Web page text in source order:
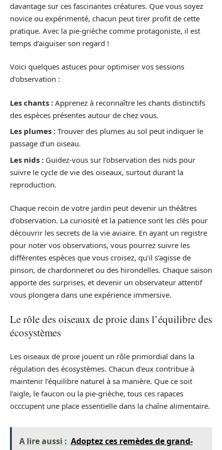
davantage sur ces fascinantes créatures. Que vous soyez
novice ou expérimenté, chacun peut tirer profit de cette
pratique. Avec la pie-grièche comme protagoniste, il est
temps d’aiguiser son regard !
Voici quelques astuces pour optimiser vos sessions
d’observation :
Les chants : Apprenez à reconnaître les chants distinctifs
des espèces présentes autour de chez vous.
Les plumes : Trouver des plumes au sol peut indiquer le
passage d’un oiseau.
Les nids : Guidez-vous sur l’observation des nids pour
suivre le cycle de vie des oiseaux, surtout durant la
reproduction.
Chaque recoin de votre jardin peut devenir un théâtres
d’observation. La curiosité et la patience sont les clés pour
découvrir les secrets de la vie aviaire. En ayant un registre
pour noter vos observations, vous pourrez suivre les
différentes espèces que vous croisez, qu’il s’agisse de
pinson, de chardonneret ou des hirondelles. Chaque saison
apporte des surprises, et devenir un observateur attentif
vous plongera dans une expérience immersive.
Le rôle des oiseaux de proie dans l’équilibre des
écosystèmes
Les oiseaux de proie jouent un rôle primordial dans la
régulation des écosystèmes. Chacun d’eux contribue à
maintenir l’équilibre naturel à sa manière. Que ce soit
l’aigle, le faucon ou la pie-grièche, tous ces rapaces
occcupent une place essentielle dans la chaîne alimentaire.
A lire aussi : Adoptez ces remèdes de grand-